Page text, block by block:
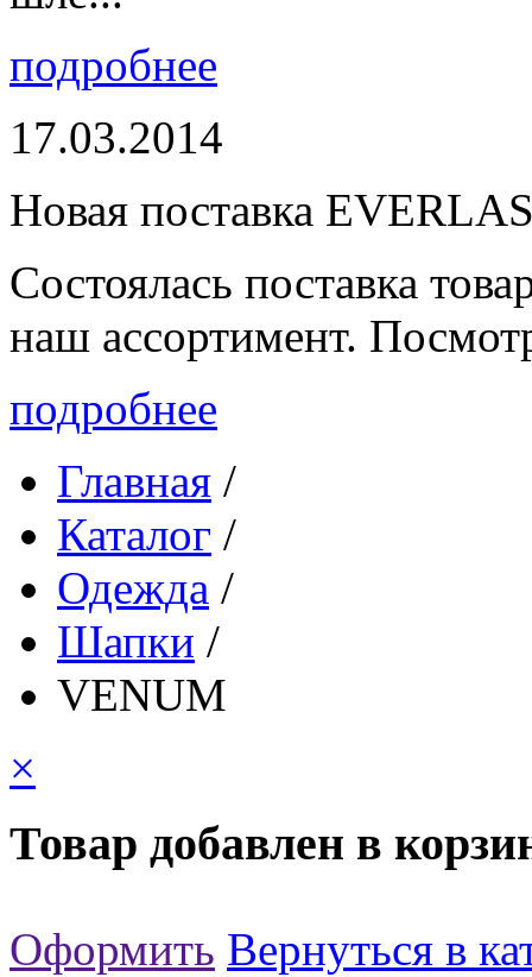
подробнее
17.03.2014
Новая поставка
Состоялась поставка
наш ассортимент.
подробнее
Главная /
Каталог /
Одежда /
Шапки /
VENUM
×
Товар добавлен в
Оформить Вернуться в